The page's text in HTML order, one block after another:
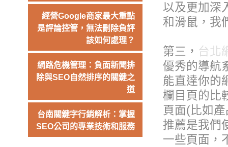
經營Google商家最大重點
是評論控管，無法刪除負評
該如何處理？
網路危機管理：負面新聞排
除與SEO自然排序的關鍵之
道
台南關鍵字行銷解析：掌握
SEO公司的專業技術和服務
以及更加深
和滑鼠，我
第三， 台北
優秀的導航
能直達你的
欄目頁的比
頁面(比如
推薦是我們
一些頁面，